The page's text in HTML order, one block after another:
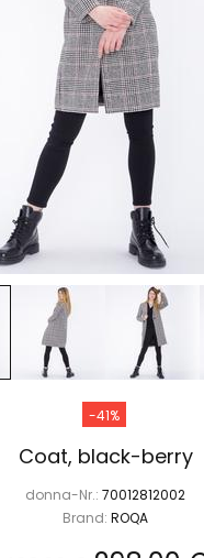
-41%
Coat, black-berry
donna-Nr.: 70012812002
Brand: ROQA